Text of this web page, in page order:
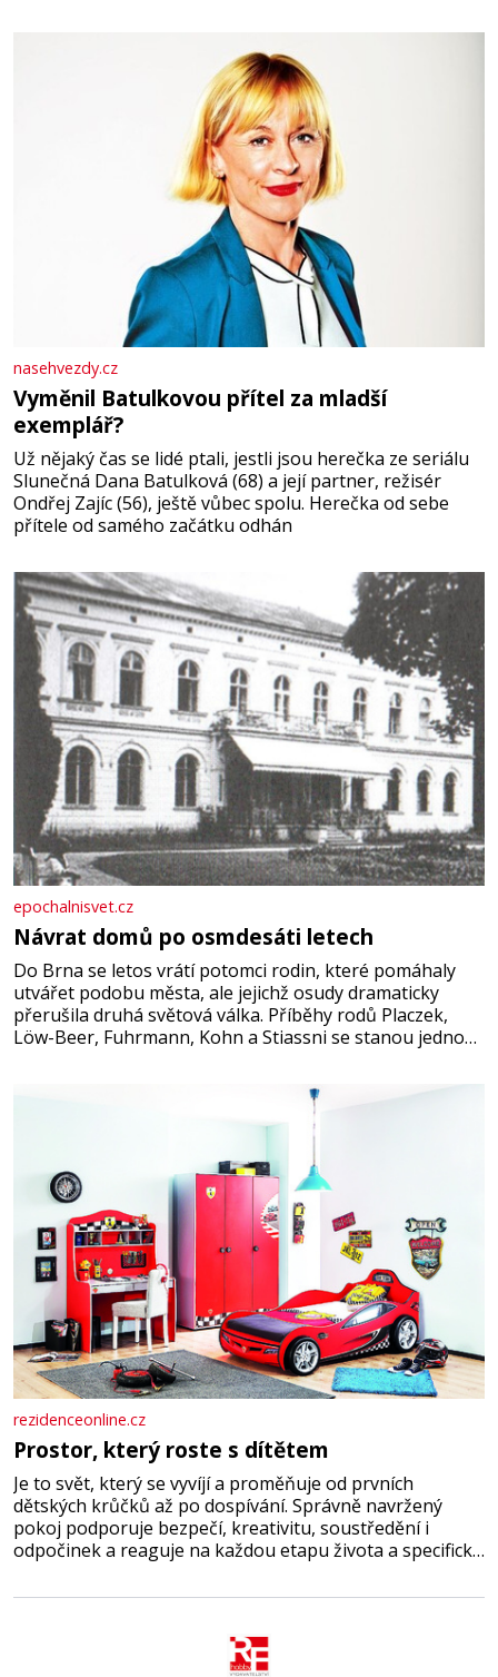
nasehvezdy.cz
Vyměnil Batulkovou přítel za mladší
exemplář?
Už nějaký čas se lidé ptali, jestli jsou herečka ze seriálu
Slunečná Dana Batulková (68) a její partner, režisér
Ondřej Zajíc (56), ještě vůbec spolu. Herečka od sebe
přítele od samého začátku odhán
epochalnisvet.cz
Návrat domů po osmdesáti letech
Do Brna se letos vrátí potomci rodin, které pomáhaly
utvářet podobu města, ale jejichž osudy dramaticky
přerušila druhá světová válka. Příběhy rodů Placzek,
Löw-Beer, Fuhrmann, Kohn a Stiassni se stanou jednou
kultury ŠTETL FEST 2026. Některé návraty nejsou
jednoduché. Místa, která si člověk pamatuje z rodinných
rezidenceonline.cz
Prostor, který roste s dítětem
Je to svět, který se vyvíjí a proměňuje od prvních
dětských krůčků až po dospívání. Správně navržený
pokoj podporuje bezpečí, kreativitu, soustředění i
odpočinek a reaguje na každou etapu života a specifické
měkkost a bezpečí, proto by pokoj miminka měl působit